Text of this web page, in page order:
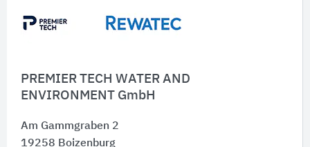
PREMIER TECH WATER AND
ENVIRONMENT GmbH
Am Gammgraben 2
19258 Boizenburg
bedeutendsten Baustoff- und Baumarktketten